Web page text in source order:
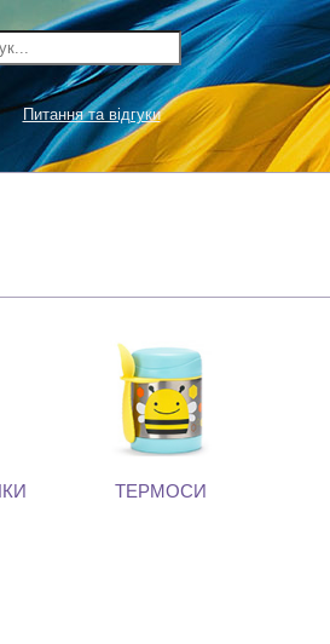
Питання та відгуки
ТЕРМОСИ